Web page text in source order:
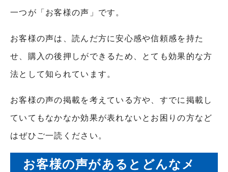
一つが「お客様の声」です。
お客様の声は、読んだ方に安心感や信頼感を持た
せ、購入の後押しができるため、とても効果的な方
法として知られています。
お客様の声の掲載を考えている方や、すでに掲載し
ていてもなかなか効果が表れないとお困りの方など
はぜひご一読ください。
お客様の声があるとどんなメ